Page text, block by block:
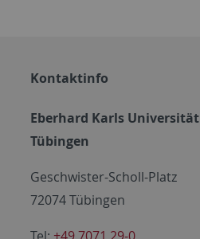
Kontaktinfo
Eberhard Karls Universität
Tübingen
Geschwister-Scholl-Platz
72074 Tübingen